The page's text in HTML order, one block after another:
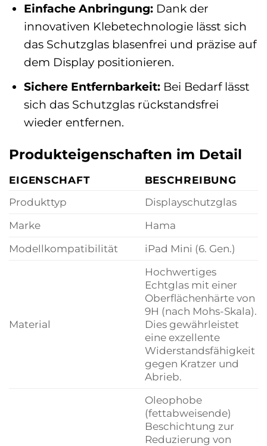
Einfache Anbringung:Dank der
innovativen Klebetechnologie lässt sich
das Schutzglas blasenfrei und präzise auf
dem Display positionieren.
Sichere Entfernbarkeit:Bei Bedarf lässt
sich das Schutzglas rückstandsfrei
wieder entfernen.
Produkteigenschaften im Detail
EIGENSCHAFT
BESCHREIBUNG
Produkttyp
Displayschutzglas
Marke
Hama
Modellkompatibilität
iPad Mini (6. Gen.)
Material
Hochwertiges
Echtglas mit einer
Oberflächenhärte von
9H (nach Mohs-Skala).
Dies gewährleistet
eine exzellente
Widerstandsfähigkeit
gegen Kratzer und
Abrieb.
Oleophobe
(fettabweisende)
Beschichtung zur
Reduzierung von